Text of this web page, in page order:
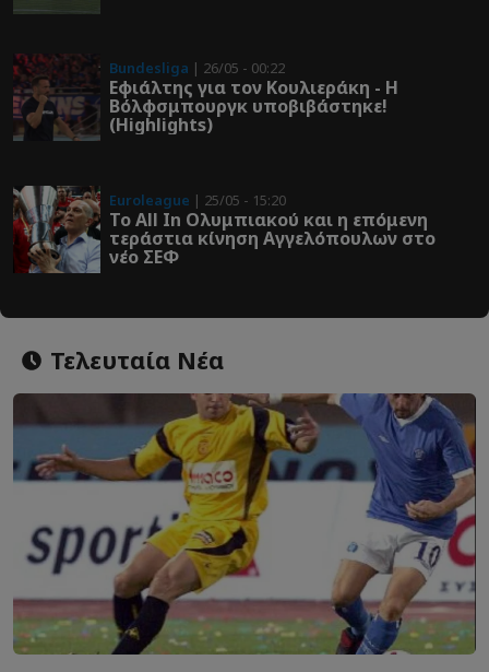
Bundesliga | 26/05 - 00:22
Εφιάλτης για τον Κουλιεράκη - Η
Βόλφσμπουργκ υποβιβάστηκε!
(Highlights)
Euroleague | 25/05 - 15:20
Το All In Ολυμπιακού και η επόμενη
τεράστια κίνηση Αγγελόπουλων στο
νέο ΣΕΦ
Τελευταία Νέα